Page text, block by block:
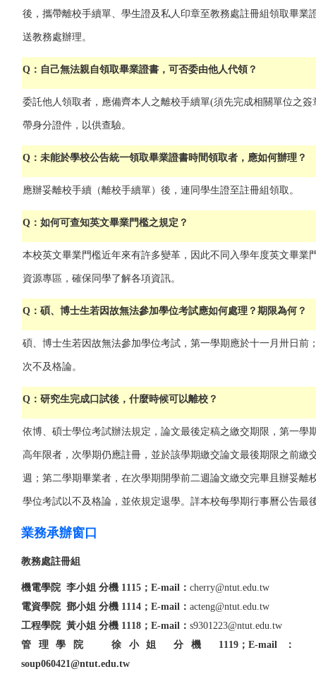
後，攜帶離校手續單、學生證及私人印章至教務處註冊組領取畢
送教務處辦理。
Q：自己無法親自領取畢業證書，可否委由他人代領？
委託他人領取者，應備齊本人之離校手續單(須先完成相關單位之
帶身分證件，以供查驗。
Q：未能於學校公告統一領取畢業證書時間領取者，應如何辦理？
應辦妥離校手續（離校手續單）後，連同學生證至註冊組領取。
Q：如何可查知英文畢業門檻之規定？
本校英文畢業門檻近年來有許多變革，因此不同入學年度英文畢業
資源專區 ，確保同學了解各項資訊。
Q：碩、博士生若因故無法參加學位考試應如何處理？期限為何？
碩、博士生若因故無法參加學位考試，第一學期應於十一月卅日
次不及格論。
Q：研究生完成口試後，什麼時候可以離校？
依博、碩士學位考試辦法規定，論文最後定稿之繳交期限，第一
高年限者，次學期仍應註冊，並於該學期繳交論文最後期限之前
週；第二學期畢業者，在次學期開學前二週論文繳交完畢且辦妥
學位考試以不及格論，並依規定退學。詳本校每學期行事曆公告最
業務承辦窗口
教務處註冊組
機電學院 李小姐 分機 1115； E-mail： cherry@ntut.edu.tw
電資學院 鄧小姐 分機 1114； E-mail： acteng@ntut.edu.tw
工程學院 黃小姐 分機 1118； E-mail： s9301223@ntut.edu.tw
管理學院 徐小姐 分機 1119；E-mail：
soup060421@ntut.edu.tw